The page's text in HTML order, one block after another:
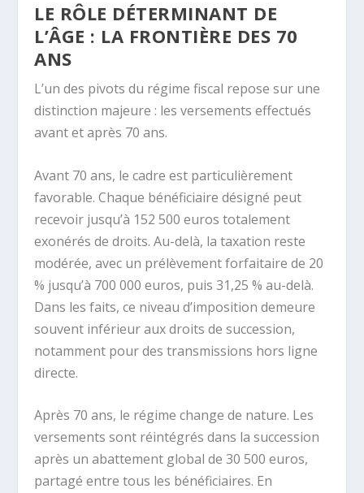
LE RÔLE DÉTERMINANT DE
L’ÂGE : LA FRONTIÈRE DES 70
ANS
L’un des pivots du régime fiscal repose sur une
distinction majeure : les versements effectués
avant et après 70 ans.
Avant 70 ans, le cadre est particulièrement
favorable. Chaque bénéficiaire désigné peut
recevoir jusqu’à 152 500 euros totalement
exonérés de droits. Au-delà, la taxation reste
modérée, avec un prélèvement forfaitaire de 20
% jusqu’à 700 000 euros, puis 31,25 % au-delà.
Dans les faits, ce niveau d’imposition demeure
souvent inférieur aux droits de succession,
notamment pour des transmissions hors ligne
directe.
Après 70 ans, le régime change de nature. Les
versements sont réintégrés dans la succession
après un abattement global de 30 500 euros,
partagé entre tous les bénéficiaires. En